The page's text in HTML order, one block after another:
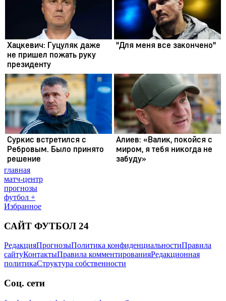
главная
матч-центр
прогнозы
футбол +
Избранное
САЙТ ФУТБОЛ 24
РедакцияПрогнозыПолитика конфиденциальностиПравила
сайтуКонтактыПравила комментированияРедакционная
политикаСтруктура собственности
Соц. сети